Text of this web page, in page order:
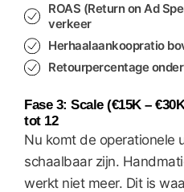
ROAS (Return on Ad
verkeer
Herhaalaankoopratio
Retourpercentageonder
Fase 3: Scale (€15K –
tot 12
Nu komt de operationele
schaalbaar zijn.
werkt niet meer. Dit is